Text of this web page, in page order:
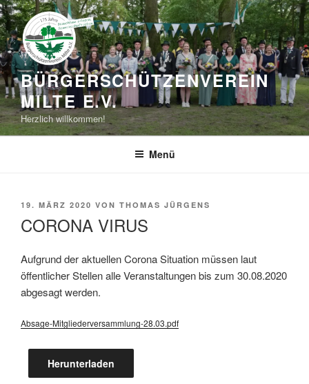
Zum
Inhalt
springen
BÜRGERSCHÜTZEN­VEREIN
MILTE E.V.
Herzlich willkommen!
Menü
VERÖFFENTLICHT
19. MÄRZ 2020 VON THOMAS JÜRGENS
CORONA VIRUS
Aufgrund der aktuellen Corona Situation müssen laut
öffentlicher Stellen alle Veranstaltungen bis zum 30.08.2020
abgesagt werden.
Absage-Mitgliederversammlung-28.03.pdf
Herunterladen